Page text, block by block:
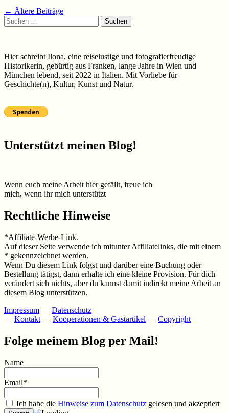
Beiträge-
Navigation
← Ältere Beiträge
Suchen
nach:
Hier schreibt Ilona, eine reiselustige und fotografierfreudige
Historikerin, gebürtig aus Franken, lange Jahre in Wien und
München lebend, seit 2022 in Italien. Mit Vorliebe für
Geschichte(n), Kultur, Kunst und Natur.
Unterstützt meinen Blog!
Wenn euch meine Arbeit hier gefällt, freue ich
mich, wenn ihr mich unterstützt
Rechtliche Hinweise
*Affiliate-Werbe-Link.
Auf dieser Seite verwende ich mitunter Affiliatelinks, die mit einem
* gekennzeichnet werden.
Wenn Du diesem Link folgst und darüber eine Buchung oder
Bestellung tätigst, dann erhalte ich eine kleine Provision. Für dich
verändert sich nichts, aber du kannst damit indirekt meine Arbeit an
diesem Blog unterstützen.
Impressum — Datenschutz
— Kontakt — Kooperationen & Gastartikel — Copyright
Folge meinem Blog per Mail!
Name
Email*
Ich habe die Hinweise zum Datenschutz gelesen und akzeptiert